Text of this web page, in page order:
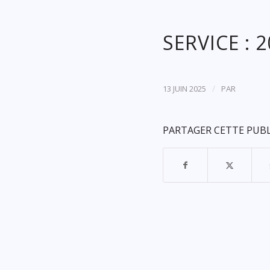
SERVICE :
13 JUIN 2025 / PAR
PARTAGER CETTE